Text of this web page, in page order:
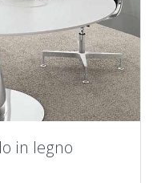
in legno